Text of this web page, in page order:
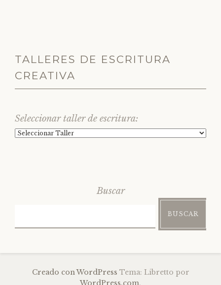
TALLERES DE ESCRITURA
CREATIVA
Seleccionar taller de escritura:
Buscar
BUSCAR
Creado con WordPress Tema: Libretto por
WordPress.com.